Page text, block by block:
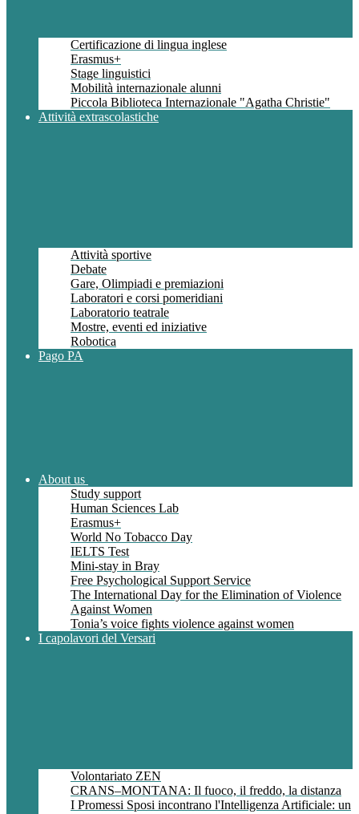
Certificazione di lingua inglese
Erasmus+
Stage linguistici
Mobilità internazionale alunni
Piccola Biblioteca Internazionale "Agatha Christie"
Attività extrascolastiche
Attività sportive
Debate
Gare, Olimpiadi e premiazioni
Laboratori e corsi pomeridiani
Laboratorio teatrale
Mostre, eventi ed iniziative
Robotica
Pago PA
About us
Study support
Human Sciences Lab
Erasmus+
World No Tobacco Day
IELTS Test
Mini-stay in Bray
Free Psychological Support Service
The International Day for the Elimination of Violence
Against Women
Tonia’s voice fights violence against women
I capolavori del Versari
Volontariato ZEN
CRANS–MONTANA: Il fuoco, il freddo, la distanza
I Promessi Sposi incontrano l'Intelligenza Artificiale: un